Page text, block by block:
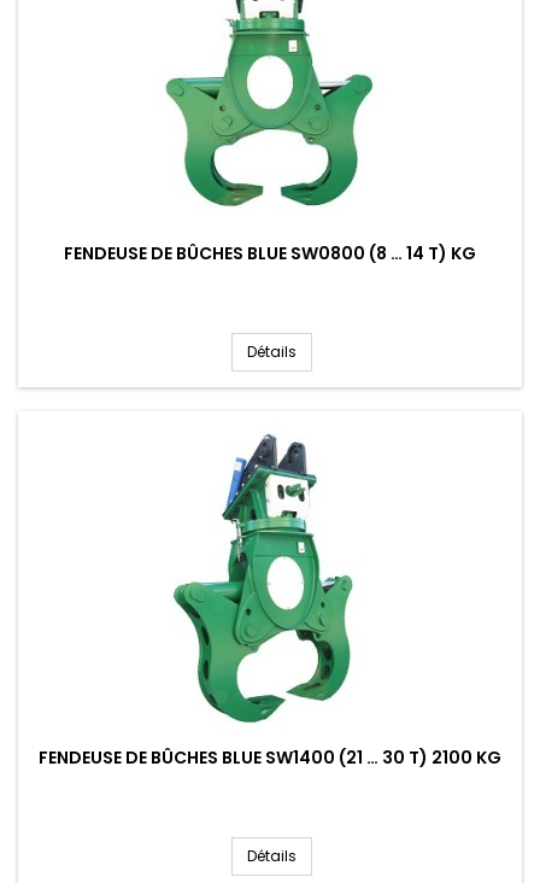
FENDEUSE DE BÛCHES BLUE SW0800 (8 … 14 T) KG
Détails
FENDEUSE DE BÛCHES BLUE SW1400 (21 … 30 T) 2100 KG
Détails